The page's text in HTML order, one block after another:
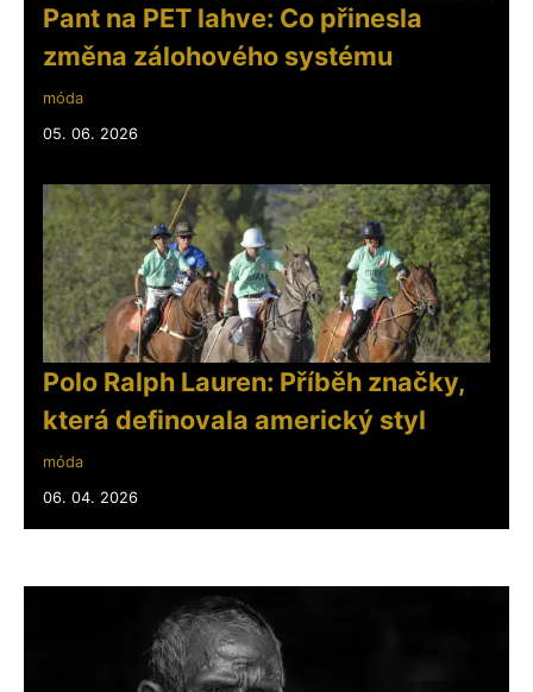
Pant na PET lahve: Co přinesla
změna zálohového systému
móda
05. 06. 2026
Polo Ralph Lauren: Příběh značky,
která definovala americký styl
móda
06. 04. 2026